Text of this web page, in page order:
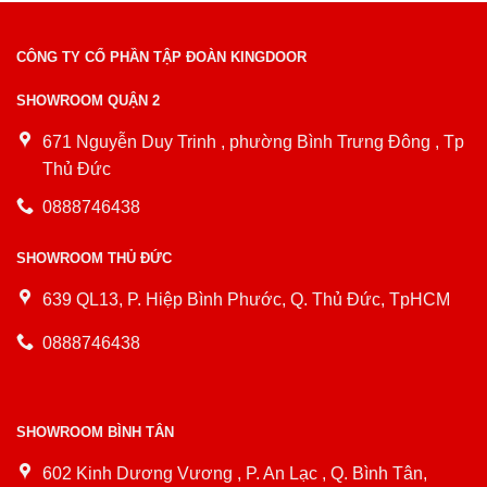
CÔNG TY CỔ PHẦN TẬP ĐOÀN KINGDOOR
SHOWROOM QUẬN 2
671 Nguyễn Duy Trinh , phường Bình Trưng Đông , Tp
Thủ Đức
0888746438
SHOWROOM THỦ ĐỨC
639 QL13, P. Hiệp Bình Phước, Q. Thủ Đức, TpHCM
0888746438
SHOWROOM BÌNH TÂN
602 Kinh Dương Vương , P. An Lạc , Q. Bình Tân,